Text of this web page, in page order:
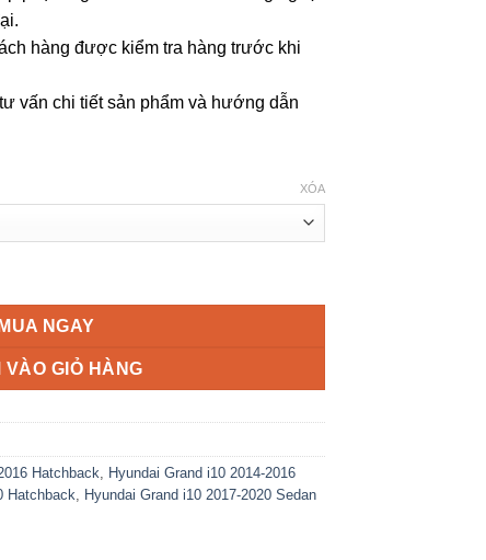
hàng được kiểm tra hàng trước khi
vấn chi tiết sản phẩm và hướng dẫn
XÓA
2014-2020 số lượng
MUA NGAY
VÀO GIỎ HÀNG
Hatchback
Hyundai Grand i10 2014-2016
Hatchback Hyundai Grand i10 2017-2020 Sedan